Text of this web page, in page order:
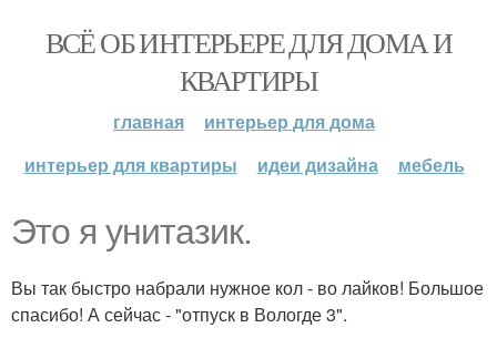
ВСЁ ОБ ИНТЕРЬЕРЕ ДЛЯ ДОМА И
КВАРТИРЫ
главная
интерьер для дома
интерьер для квартиры
идеи дизайна мебель
Это я унитазик.
Вы так быстро набрали нужное кол - во лайков! Большое
спасибо! А сейчас - "отпуск в Вологде 3".